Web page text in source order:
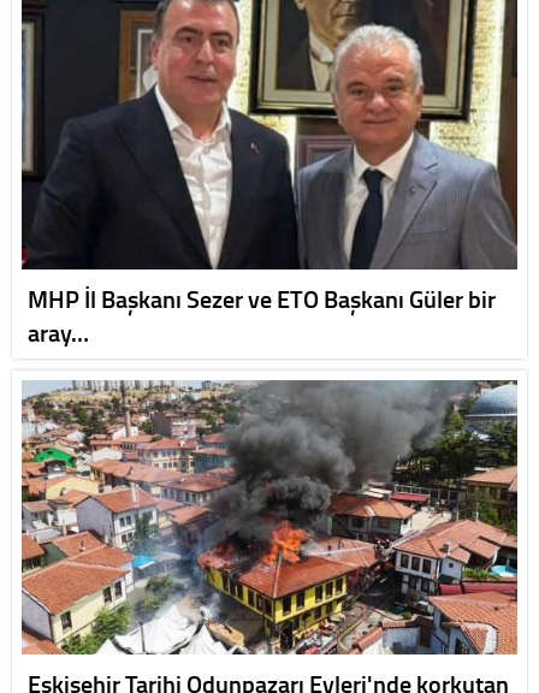
MHP İl Başkanı Sezer ve ETO Başkanı Güler bir
aray…
Eskişehir Tarihi Odunpazarı Evleri'nde korkutan